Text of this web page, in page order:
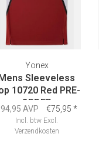
Yonex
Mens Sleeveless
10720 Red PRE-
ORDER
AVP €75,95 *
Incl. btw Excl.
Verzendkosten